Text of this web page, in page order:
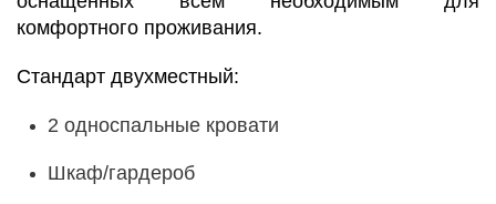
комфортного проживания.
Стандарт двухместный:
2 односпальные кровати
Шкаф/гардероб